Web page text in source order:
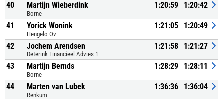
40 Martijn Wieberdink
Borne
1:20:59 1:20:42
41 Yorick Wonink
Hengelo Ov
1:21:05 1:20:49
42 Jochem Arendsen
Deterink Financieel Advies 1
1:21:58 1:21:27
43 Martijn Bernds
Borne
1:28:29 1:28:11
44 Marten van Lubek
Renkum
1:36:36 1:36:04